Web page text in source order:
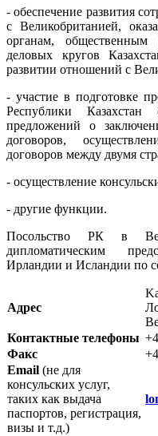
- обеспечение развития
с Великобританией,
органам, общественным
деловых кругов
развитии отношений с
- участие в подготовке
Республики
предложений о
договоров,
договоров между двумя
- осуществление
- другие функции.
Посольство РК в
дипломатическим
Ирландии и Исландии по
Адрес
Контактные телефоны
Факс
Email (не для
консульских услуг,
таких как выдача
паспортов, регистрация,
визы и т.д.)